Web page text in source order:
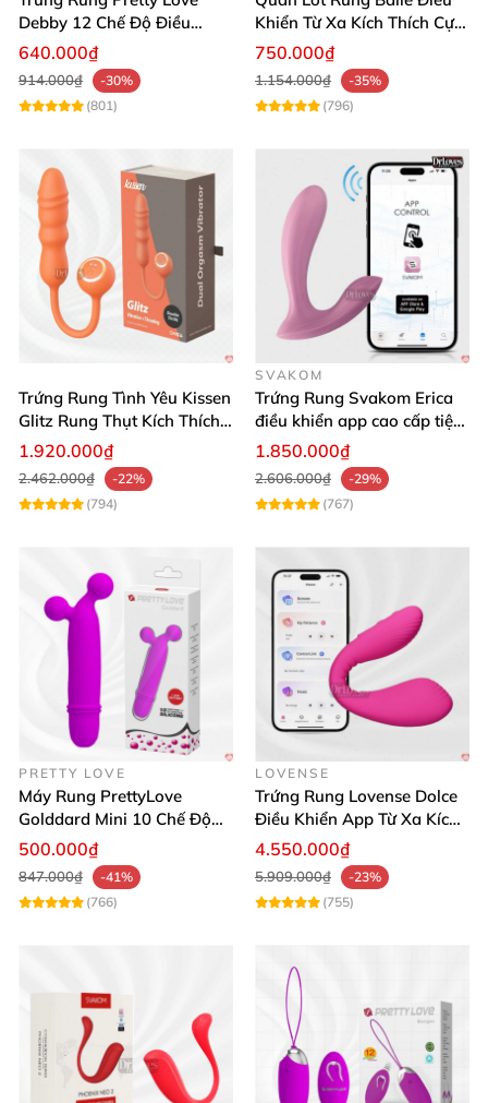
Debby 12 Chế Độ Điều
Khiển Từ Xa Siêu Mượt
640.000₫
914.000₫
-30%
(801)
Khiển Từ Xa Kích Thích Cực
Mạnh
750.000₫
1.154.000₫
-35%
(796)
Trứng Rung Tình Yêu Kissen
Glitz Rung Thụt Kích Thích
Mua Ngay
1.920.000₫
2.462.000₫
-22%
(794)
SVAKOM
Trứng Rung Svakom Erica
điều khiển app cao cấp tiện
lợi
1.850.000₫
2.606.000₫
-29%
(767)
PRETTY LOVE
Máy Rung PrettyLove
Golddard Mini 10 Chế Độ
Kích Thích Cực Sướng
500.000₫
847.000₫
-41%
(766)
LOVENSE
Trứng Rung Lovense Dolce
Điều Khiển App Từ Xa Kích
Thích
4.550.000₫
5.909.000₫
-23%
(755)